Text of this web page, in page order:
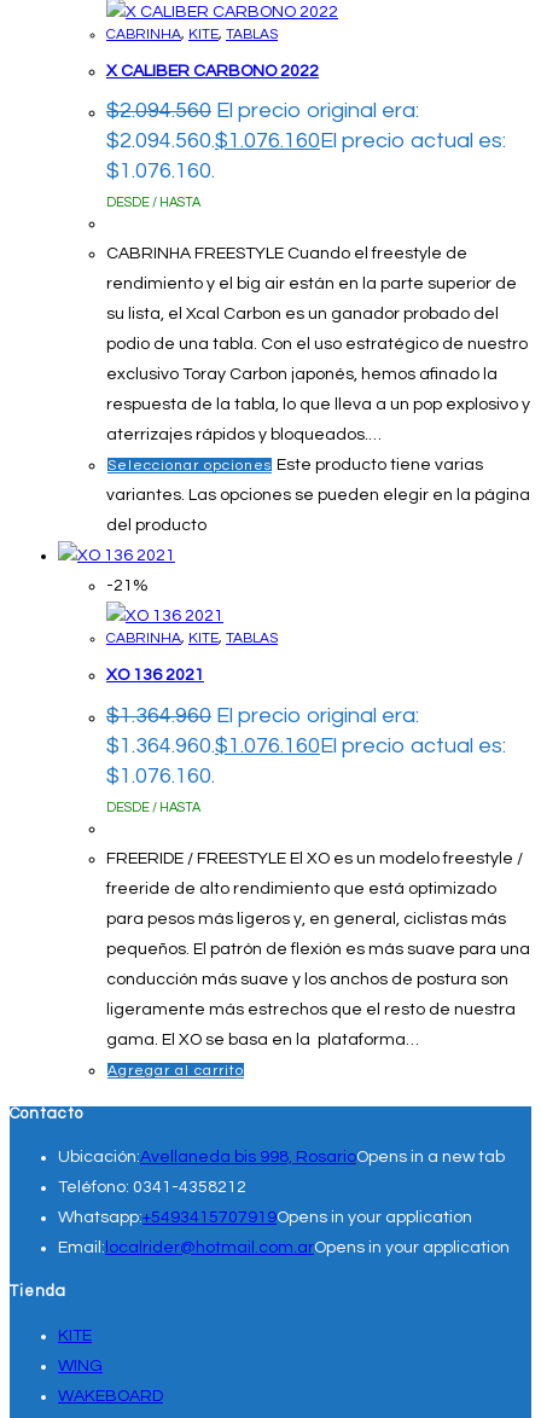
CABRINHA, KITE, TABLAS
X CALIBER CARBONO 2022
$2.094.560 El precio original era:
$2.094.560.$1.076.160 El precio actual es:
$1.076.160.
DESDE / HASTA
CABRINHA FREESTYLE Cuando el freestyle de
rendimiento y el big air están en la parte superior de
su lista, el Xcal Carbon es un ganador probado del
podio de una tabla. Con el uso estratégico de nuestro
exclusivo Toray Carbon japonés, hemos afinado la
respuesta de la tabla, lo que lleva a un pop explosivo y
aterrizajes rápidos y bloqueados.…
Seleccionar opciones Este producto tiene varias
variantes. Las opciones se pueden elegir en la página
del producto
-21%
CABRINHA, KITE, TABLAS
XO 136 2021
$1.364.960 El precio original era:
$1.364.960.$1.076.160El precio actual es:
$1.076.160.
DESDE / HASTA
FREERIDE / FREESTYLE El XO es un modelo freestyle /
freeride de alto rendimiento que está optimizado
para pesos más ligeros y, en general, ciclistas más
pequeños. El patrón de flexión es más suave para una
conducción más suave y los anchos de postura son
ligeramente más estrechos que el resto de nuestra
gama. El XO se basa en la plataforma…
Agregar al carrito
Contacto
Ubicación:Avellaneda bis 998, RosarioOpens in a new tab
Teléfono: 0341-4358212
Whatsapp:+5493415707919Opens in your application
Email: localrider@hotmail.com.arOpens in your application
Tienda
KITE
WING
WAKEBOARD